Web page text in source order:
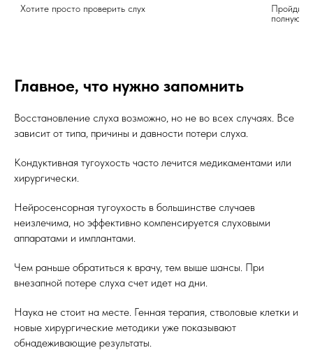
Хотите просто проверить слух
полную
Главное, что нужно запомнить
Восстановление слуха возможно, но не во всех случаях. Все
зависит от типа, причины и давности потери слуха.
Кондуктивная тугоухость часто лечится медикаментами или
хирургически.
Нейросенсорная тугоухость в большинстве случаев
неизлечима, но эффективно компенсируется слуховыми
аппаратами и имплантами.
Чем раньше обратиться к врачу, тем выше шансы. При
внезапной потере слуха счет идет на дни.
Наука не стоит на месте. Генная терапия, стволовые клетки и
новые хирургические методики уже показывают
обнадеживающие результаты.